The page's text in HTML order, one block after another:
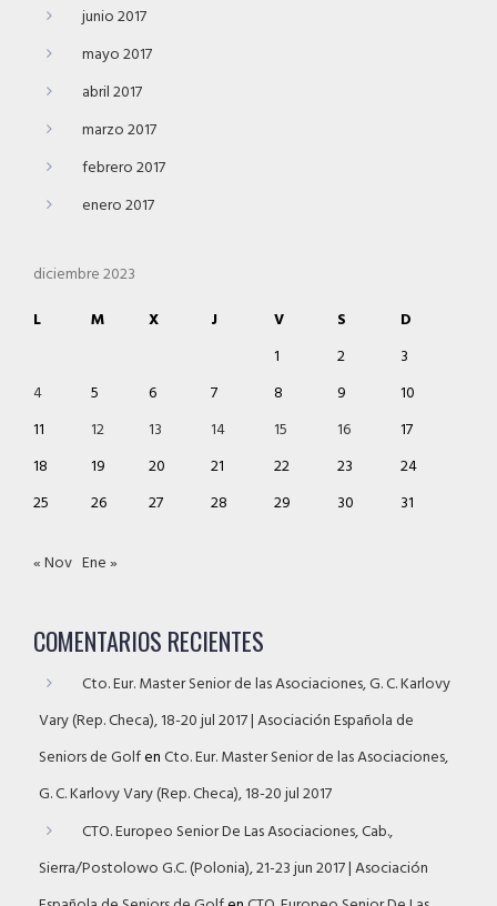
junio 2017
mayo 2017
abril 2017
marzo 2017
febrero 2017
enero 2017
diciembre 2023
L
M X J V S
D
1
2
3
4
5 6 7 8 9
10
11
12 13 14 15 16
17
18
19 20 21 22 23
24
25
26 27 28 29 30 31
« Nov Ene »
COMENTARIOS RECIENTES
Cto. Eur. Master Senior de las Asociaciones, G. C. Karlovy
Vary (Rep. Checa), 18-20 jul 2017 | Asociación Española de
Seniors de GolfenCto. Eur. Master Senior de las Asociaciones,
G. C. Karlovy Vary (Rep. Checa), 18-20 jul 2017
CTO. Europeo Senior De Las Asociaciones, Cab.,
Sierra/Postolowo G.C. (Polonia), 21-23 jun 2017 | Asociación